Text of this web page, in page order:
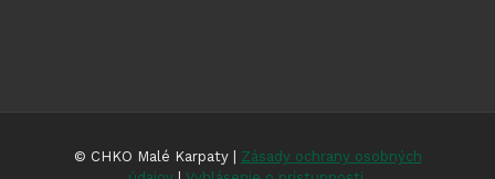
© CHKO Malé Karpaty | Zásady ochrany osobných